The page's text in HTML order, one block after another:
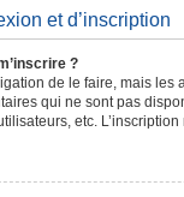
et d’inscription
?
de le faire, mais
qui ne sont pas
etc.